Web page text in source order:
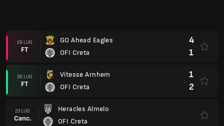
29 LUG
FT
GO Ahead Eagles
OFI Creta
4
1
26 LUG
FT
Vitesse Arnhem
OFI Creta
1
2
23 LUG
Canc.
Heracles Almelo
OFI Creta